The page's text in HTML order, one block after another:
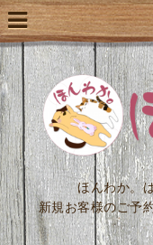
ほんわか。
新規お客様のご予